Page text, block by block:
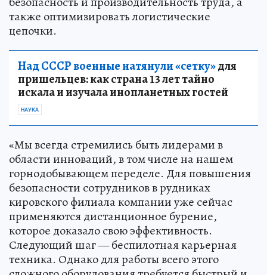
также оптимизировать логистические
цепочки.
Над СССР военные натянули «сетку»для
пришельцев: как страна 13 лет тайно
искала и изучала инопланетных гостей
НАУКА
«Мы всегда стремились быть лидерами в
области инноваций, в том числе на нашем
горнодобывающем переделе. Для повышения
безопасности сотрудников в рудниках
кировского филиала компании уже сейчас
применяются дистанционное бурение,
которое доказало свою эффективность.
Следующий шаг — беспилотная карьерная
техника. Однако для работы всего этого